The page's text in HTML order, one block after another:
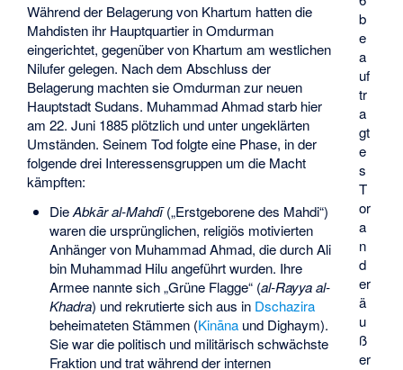
b
e
a
uf
tr
a
gt
e
s
T
or
a
n
d
er
ä
u
ß
er
Während der Belagerung von Khartum hatten die
Mahdisten ihr Hauptquartier in Omdurman
eingerichtet, gegenüber von Khartum am westlichen
Nilufer gelegen. Nach dem Abschluss der
Belagerung machten sie Omdurman zur neuen
Hauptstadt Sudans. Muhammad Ahmad starb hier
am 22. Juni 1885 plötzlich und unter ungeklärten
Umständen. Seinem Tod folgte eine Phase, in der
folgende drei Interessensgruppen um die Macht
kämpften:
DieAbkār al-Mahdī(„Erstgeborene des Mahdi“)
waren die ursprünglichen, religiös motivierten
Anhänger von Muhammad Ahmad, die durch Ali
bin Muhammad Hilu angeführt wurden. Ihre
Armee nannte sich „Grüne Flagge“ (al-Rayya al-
Khadra) und rekrutierte sich aus in Dschazira
beheimateten Stämmen (Kinānaund Dighaym).
Sie war die politisch und militärisch schwächste
Fraktion und trat während der internen